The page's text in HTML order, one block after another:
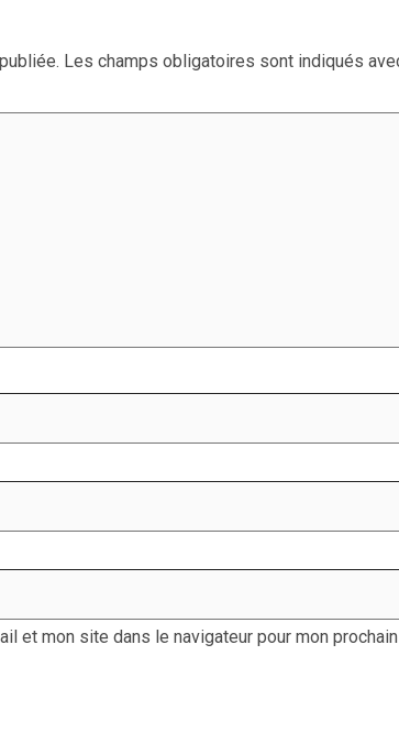
Les champs obligatoires sont indiqués
et mon site dans le navigateur pour mon